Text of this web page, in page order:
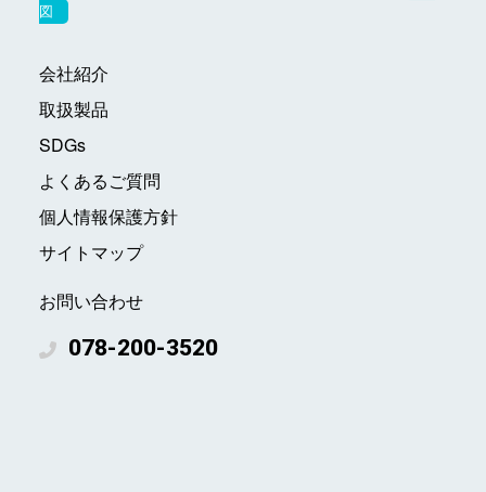
図
会社紹介
取扱製品
SDGs
よくあるご質問
個人情報保護方針
サイトマップ
お問い合わせ
078-200-3520